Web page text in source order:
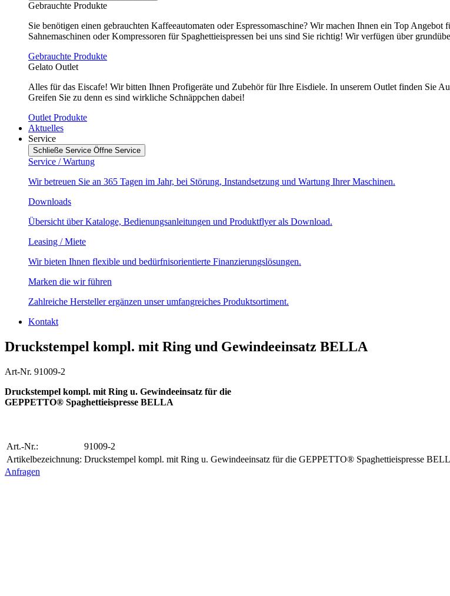
Gebrauchte Produkte
Sie benötigen einen gebrauchten Kaffeeautomaten oder Espressomaschine? Wir machen Ihnen ein Top
Sahnemaschinen oder Kompressoren für Spaghettieispressen bei uns sind Sie richtig! Wir verfügen über
Gebrauchte Produkte
Gelato Outlet
Alles für das Eiscafe! Wir bitten Ihnen Profigeräte und Zubehör für Ihre Eisdiele. In unserem Outlet finden Sie
Greifen Sie zu denn es sind wirkliche Schnäppchen dabei!
Outlet Produkte
Aktuelles
Service
Schließe Service Öffne Service
Service / Wartung
Wir betreuen Sie an 365 Tagen im Jahr, bei Störung, Instandsetzung und Wartung Ihrer Maschinen.
Downloads
Übersicht über Kataloge, Bedienungsanleitungen und Produktflyer als Download.
Leasing / Miete
Wir bieten Ihnen flexible und bedürfnisorientierte Finanzierungslösungen.
Marken die wir führen
Zahlreiche Hersteller ergänzen unser umfangreiches Produktsortiment.
Kontakt
Druckstempel kompl. mit Ring und Gewindeeinsatz BELLA
Art-Nr. 91009-2
Druckstempel kompl. mit Ring u. Gewindeeinsatz für die
GEPPETTO® Spaghettieispresse BELLA
Art.-Nr.:
91009-2
Artikelbezeichnung: Druckstempel kompl. mit Ring u. Gewindeeinsatz für die GEPPETTO® Spaghettieispresse
Anfragen